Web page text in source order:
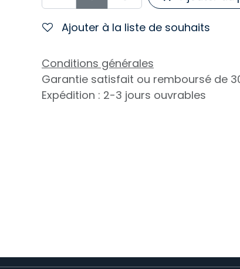
Ajouter à la liste de souhaits
Conditions générales
Garantie satisfait ou remboursé de
Expédition : 2-3 jours ouvrables